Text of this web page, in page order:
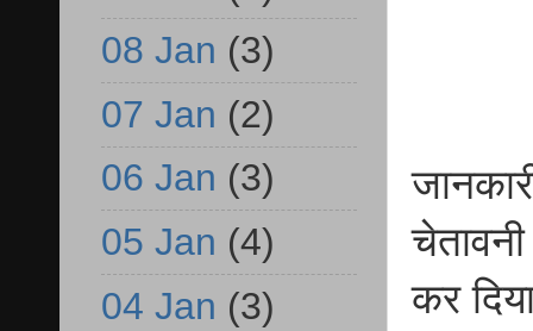
कर
08 Jan (3)
07 Jan (2)
06 Jan (3)
05 Jan (4)
04 Jan (3)